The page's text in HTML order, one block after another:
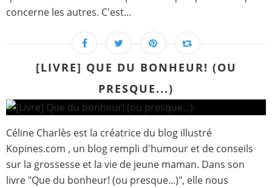
concerne les autres. C'est...
[LIVRE] QUE DU BONHEUR! (OU
PRESQUE...)
Céline Charlès est la créatrice du blog illustré
Kopines.com , un blog rempli d'humour et de conseils
sur la grossesse et la vie de jeune maman. Dans son
livre "Que du bonheur! (ou presque...)", elle nous